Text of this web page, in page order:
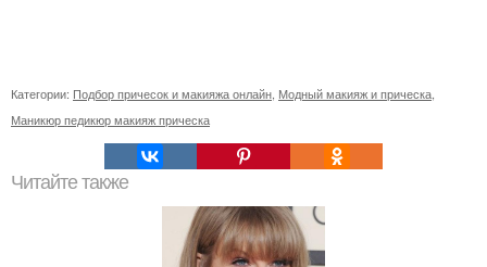
Категории: Подбор причесок и макияжа онлайн Модный макияж и прическа
Маникюр педикюр макияж прическа
Читайте также